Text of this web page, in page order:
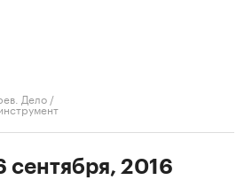
Дело /
сентября, 2016